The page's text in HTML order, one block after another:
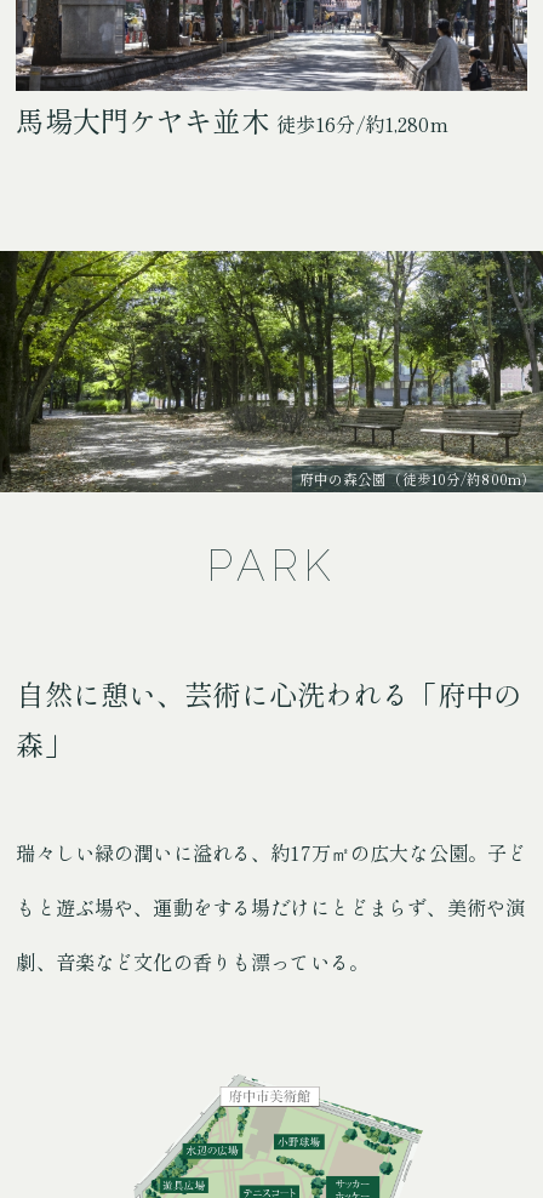
馬場大門ケヤキ並木 徒歩16分/約1,280m
府中の森公園（徒歩10分/約800m）
PARK
自然に憩い、芸術に心洗われる「府中の
森」
瑞々しい緑の潤いに溢れる、約17万㎡の広大な公園。 子ど
もと遊ぶ場や、運動をする場だけにとどまらず、美術や演
劇、音楽など文化の香りも漂っている。